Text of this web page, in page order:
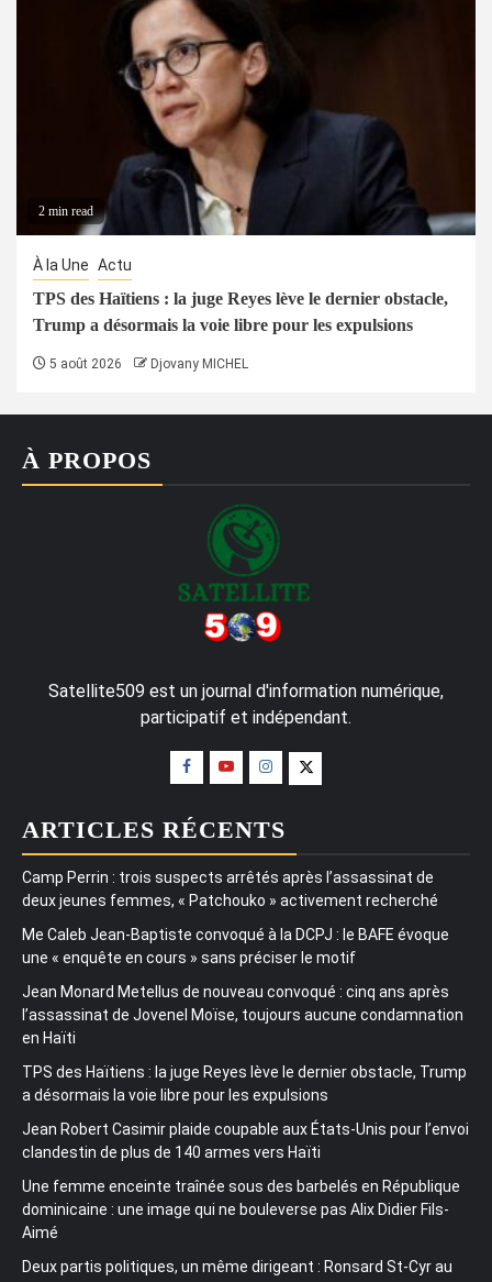
2 min read
À la Une Actu
TPS des Haïtiens : la juge Reyes lève le dernier obstacle,
Trump a désormais la voie libre pour les expulsions
5 août 2026 Djovany MICHEL
À PROPOS
Satellite509 est un journal d'information numérique,
participatif et indépendant.
ARTICLES RÉCENTS
Camp Perrin : trois suspects arrêtés après l’assassinat de
deux jeunes femmes, « Patchouko » activement recherché
Me Caleb Jean-Baptiste convoqué à la DCPJ : le BAFE évoque
une « enquête en cours » sans préciser le motif
Jean Monard Metellus de nouveau convoqué : cinq ans après
l’assassinat de Jovenel Moïse, toujours aucune condamnation
en Haïti
TPS des Haïtiens : la juge Reyes lève le dernier obstacle, Trump
a désormais la voie libre pour les expulsions
Jean Robert Casimir plaide coupable aux États-Unis pour l’envoi
clandestin de plus de 140 armes vers Haïti
Une femme enceinte traînée sous des barbelés en République
dominicaine : une image qui ne bouleverse pas Alix Didier Fils-
Aimé
Deux partis politiques, un même dirigeant : Ronsard St-Cyr au